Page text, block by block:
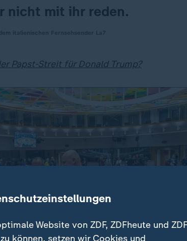
nicht mit ihr reden.
Papst-Streit für Donald Trump?
Website von ZDF, ZDFheute und
können, setzen wir Cookies und